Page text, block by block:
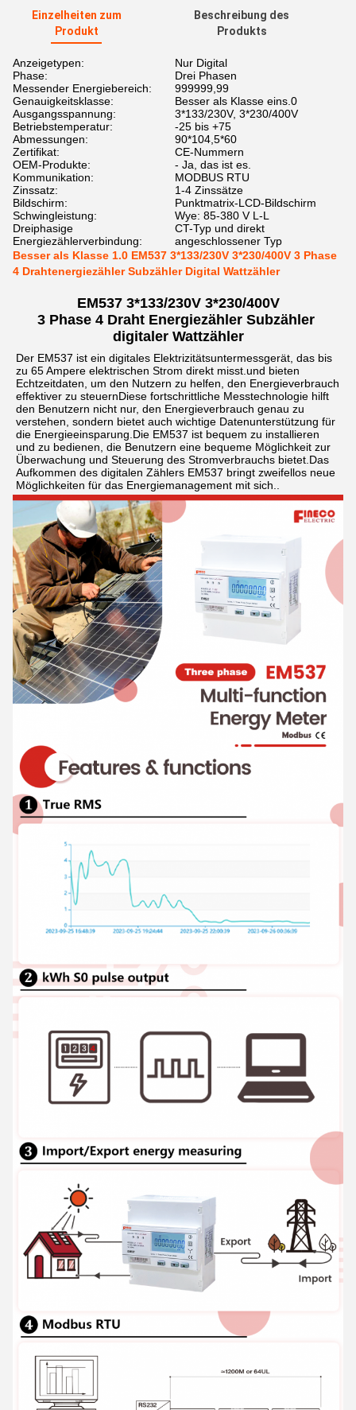
Einzelheiten zum
Produkt
Beschreibung des
Produkts
Anzeigetypen:
Nur Digital
Phase:
Drei Phasen
Messender Energiebereich:
999999,99
Genauigkeitsklasse:
Besser als Klasse eins.0
Ausgangsspannung:
3*133/230V, 3*230/400V
Betriebstemperatur:
-25 bis +75
Abmessungen:
90*104,5*60
Zertifikat:
CE-Nummern
OEM-Produkte:
- Ja, das ist es.
Kommunikation:
MODBUS RTU
Zinssatz:
1-4 Zinssätze
Bildschirm:
Punktmatrix-LCD-Bildschirm
Schwingleistung:
Wye: 85-380 V L-L
Dreiphasige
Energiezählerverbindung:
CT-Typ und direkt
angeschlossener Typ
Besser als Klasse 1.0 EM537 3*133/230V 3*230/400V 3 Phase
4 Drahtenergiezähler Subzähler Digital Wattzähler
EM537 3*133/230V 3*230/400V
3 Phase 4 Draht Energiezähler Subzähler
digitaler Wattzähler
Der EM537 ist ein digitales Elektrizitätsuntermessgerät, das bis
zu 65 Ampere elektrischen Strom direkt misst.und bieten
Echtzeitdaten, um den Nutzern zu helfen, den Energieverbrauch
effektiver zu steuernDiese fortschrittliche Messtechnologie hilft
den Benutzern nicht nur, den Energieverbrauch genau zu
verstehen, sondern bietet auch wichtige Datenunterstützung für
die Energieeinsparung.Die EM537 ist bequem zu installieren
und zu bedienen, die Benutzern eine bequeme Möglichkeit zur
Überwachung und Steuerung des Stromverbrauchs bietet.Das
Aufkommen des digitalen Zählers EM537 bringt zweifellos neue
Möglichkeiten für das Energiemanagement mit sich..